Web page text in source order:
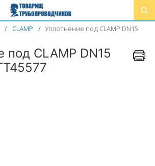
/ CLAMP / Уплотнение под CLAMP DN15
под CLAMP DN15